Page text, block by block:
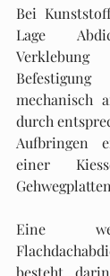
Bei
Lage
mechanisch
durch
Aufbringen
einer
Eine